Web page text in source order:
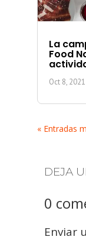
La
Food
Oct 8, 2021
« Entradas
DEJA
0
Enviar